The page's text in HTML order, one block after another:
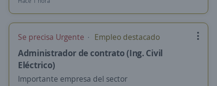
Se precisa Urgente Empleo destacado
Administrador de contrato (Ing. Civil
Eléctrico)
Importante empresa del sector